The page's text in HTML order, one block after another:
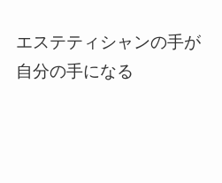
エステティシャンの手が
自分の手になる